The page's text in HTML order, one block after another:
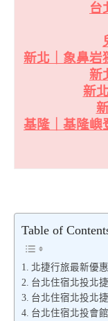
台
新北｜象鼻岩
新
新
基隆｜基隆嶼
Table of
北捷行旅最新優惠
台北住宿北投北
台北住宿北投北
台北住宿北投會